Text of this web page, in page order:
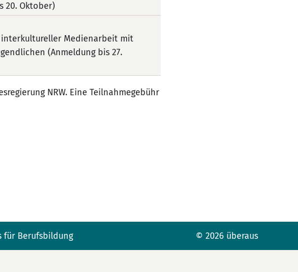
20. Oktober)
Medienarbeit mit
(Anmeldung bis 27.
NRW. Eine Teilnahmegebühr
für Berufsbildung © 2026 überaus